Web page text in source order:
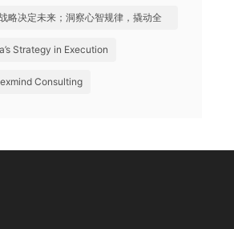
略决定未来；洞察心智规律，撬动全
Strategy in Execution
Consulting